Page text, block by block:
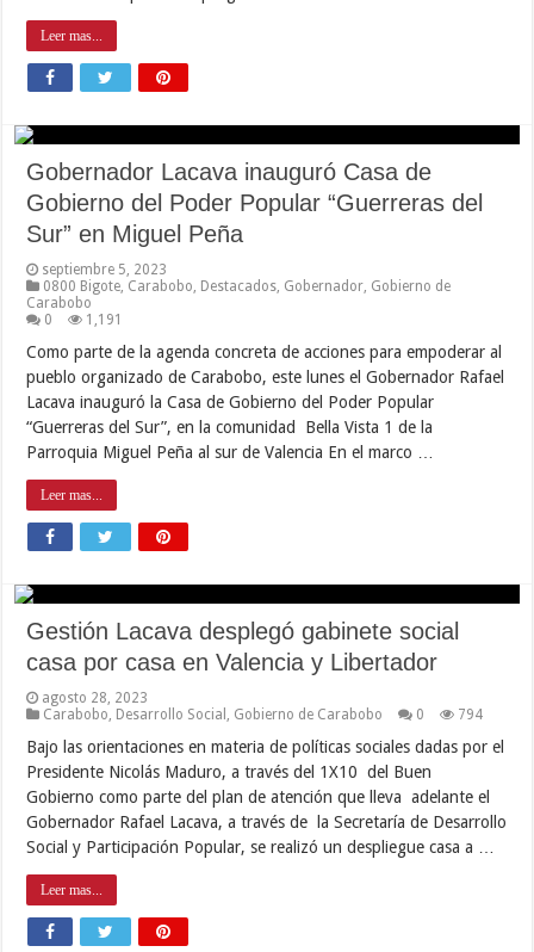
Leer mas...
Gobernador Lacava inauguró Casa de
Gobierno del Poder Popular “Guerreras del
Sur” en Miguel Peña
septiembre 5, 2023
0800 Bigote Carabobo Destacados Gobernador Gobierno de
Carabobo
0
1,191
Como parte de la agenda concreta de acciones para empoderar al
pueblo organizado de Carabobo, este lunes el Gobernador Rafael
Lacava inauguró la Casa de Gobierno del Poder Popular
“Guerreras del Sur”, en la comunidad Bella Vista 1 de la
Parroquia Miguel Peña al sur de Valencia En el marco …
Leer mas...
Gestión Lacava desplegó gabinete social
casa por casa en Valencia y Libertador
agosto 28, 2023
Carabobo Desarrollo Social Gobierno de Carabobo 0 794
Bajo las orientaciones en materia de políticas sociales dadas por el
Presidente Nicolás Maduro, a través del 1X10 del Buen
Gobierno como parte del plan de atención que lleva adelante el
Gobernador Rafael Lacava, a través de la Secretaría de Desarrollo
Social y Participación Popular, se realizó un despliegue casa a …
Leer mas...